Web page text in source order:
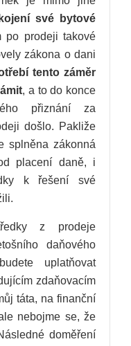
své bytové
po prodeji takové
zákona o dani
tento záměr
, a to do konce
přiznání za
došlo. Pakliže
splněna zákonná
placení daně, i
k řešení své
z prodeje
daňového
uplatňovat
zdaňovacím
táta, na finanční
nebojme se, že
doměření